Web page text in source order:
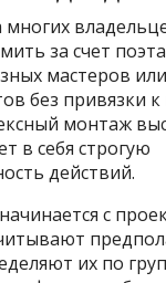
многих
за счет
мастеров
без привязки
монтаж
в себя строгую
действий.
с
их по